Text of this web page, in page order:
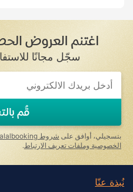
اغتنم العروض
سجّل مجانًا
قُم
بتسجيلي، أوافق على شروط Halalbooking للاستخدام
الخصوصية وملفات تعريف الارتباط .
نُبذة عنّا